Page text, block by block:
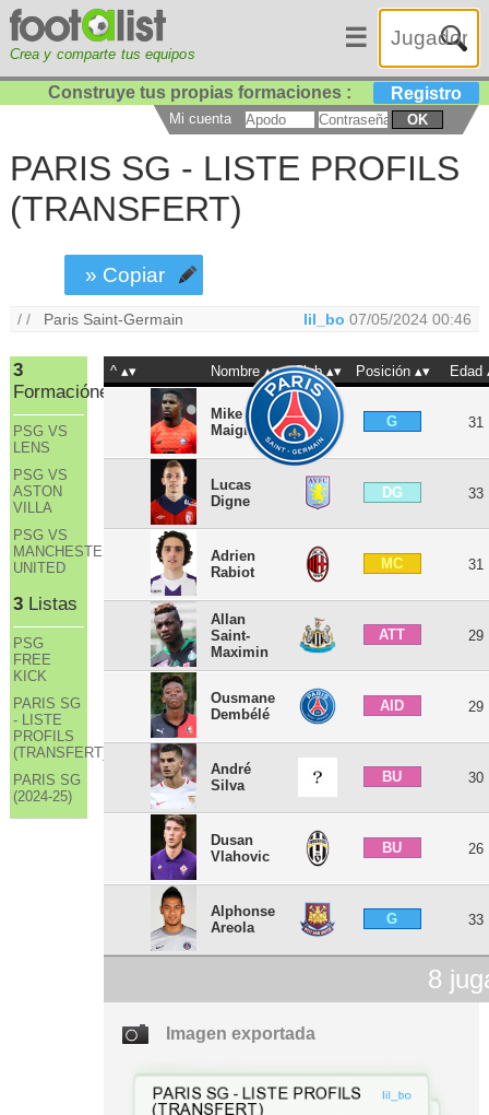
Crea y comparte tus equipos
☰
Construye tus propias formaciones : Registro
Mi cuenta OK
PARIS SG - LISTE PROFILS
(TRANSFERT)
» Copiar
/ / Paris Saint-Germain lil_bo 07/05/2024 00:46
3
Formaciónes
PSG VS
LENS
PSG VS
ASTON
VILLA
PSG VS
MANCHESTER
UNITED
3Listas
PSG
FREE
KICK
PARIS SG
- LISTE
PROFILS
(TRANSFERT)
PARIS SG
(2024-25)
^ Nombre Club Posición Edad
Mike
Maignan
G 31
Lucas
Digne
DG 33
Adrien
Rabiot
MC 31
Allan
Saint-
Maximin
ATT 29
Ousmane
Dembélé
AID 29
André
Silva
BU 30
Dusan
Vlahovic
BU 26
Alphonse
Areola
G 33
8
Imagen exportada